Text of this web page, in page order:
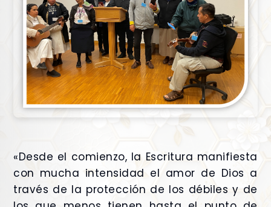
«Desde el comienzo, la Escritura manifiesta
con mucha intensidad el amor de Dios a
través de la protección de los débiles y de